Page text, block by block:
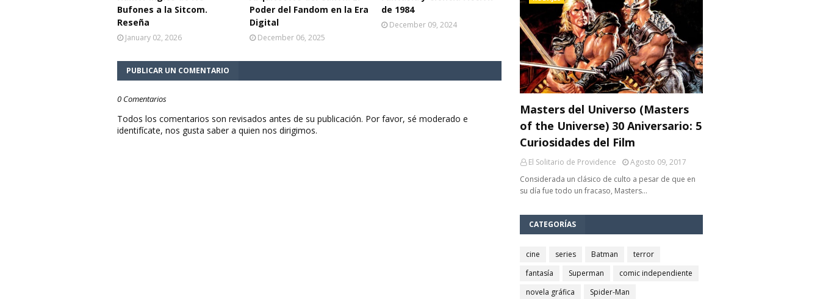
Bufones a la Sitcom.
Reseña
January 02, 2026
Poder del Fandom en la Era
Digital
December 06, 2025
de 1984
December 09, 2024
PUBLICAR UN COMENTARIO
0 Comentarios
Todos los comentarios son revisados antes de su publicación. Por favor, sé moderado e
identifícate, nos gusta saber a quien nos dirigimos.
Masters del Universo (Masters
of the Universe) 30 Aniversario: 5
Curiosidades del Film
El Solitario de Providence
Agosto 09, 2017
Considerada un clásico de culto a pesar de que en
su día fue todo un fracaso, Masters…
CATEGORÍAS
cine series Batman
terror
fantasía
Superman
comic independiente
novela gráfica
Spider-Man